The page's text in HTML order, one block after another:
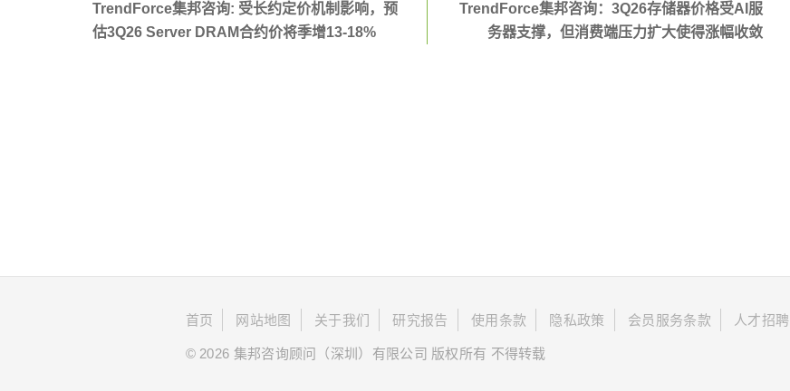
TrendForce集邦咨询: 受长约定价机制影响，预
估3Q26 Server DRAM合约价将季增13-18%
TrendForce集邦咨询：3Q26存储器价格受AI服
务器支撑，但消费端压力扩大使得涨幅收敛
首页 网站地图 关于我们 研究报告 使用条款 隐私政策 会员服务条款 人才招聘
© 2026 集邦咨询顾问（深圳）有限公司 版权所有 不得转载